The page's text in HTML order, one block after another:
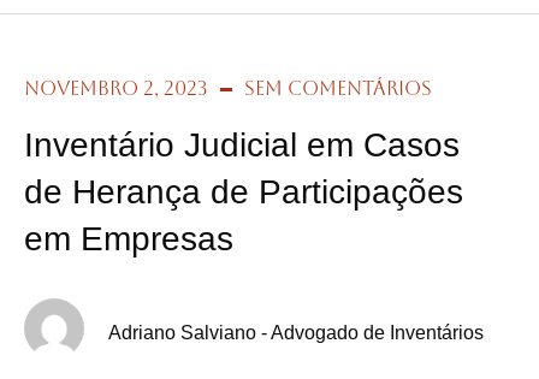
novembro 2, 2023 Sem Comentários
Inventário Judicial em Casos
de Herança de Participações
em Empresas
Adriano Salviano - Advogado de Inventários